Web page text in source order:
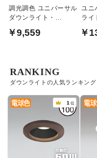
調光調色 ユニバーサル
ダウンライト・
bluetooth｜ホワイト
￥9,559
ユニ
ライ
￥
ダウンライトの人気ランキング
RANKING
1 位